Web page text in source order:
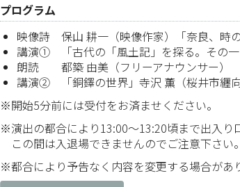
プログラム
映像詩 保山 耕一（映像作家）「奈良、時
講演① 「古代の「風土記」を探る。その一
朗読 都築 由美（フリーアナウンサー）
講演② 「銅鐸の世界」寺沢 薫（桜井市纒向
※開始5分前には受付をお済ませください。
※演出の都合により13:00～13:20頃まで出入り
この間は入退場できませんのでご注意下さい。
※都合により予告なく内容を変更する場合があ